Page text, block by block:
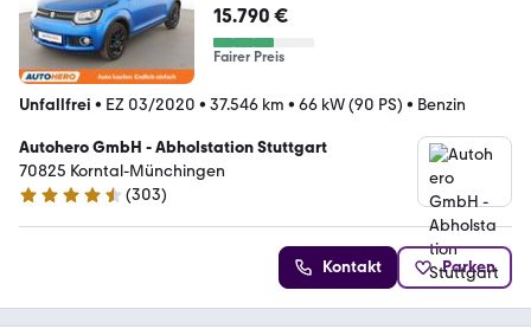
15.790 €
Fairer Preis
Unfallfrei • EZ 03/2020 • 37.546 km • 66 kW (90 PS) • Benzin
Autohero GmbH - Abholstation Stuttgart
70825 Korntal-Münchingen
4.4 Sterne
(303)
Kontakt Parken